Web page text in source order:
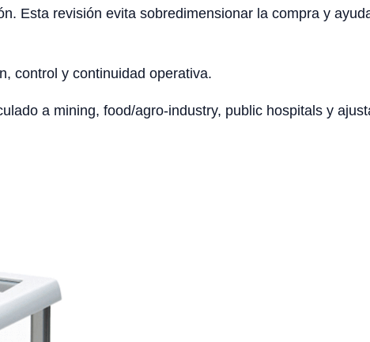
Esta revisión evita sobredimensionar la compra y
control y continuidad operativa.
a mining, food/agro-industry, public hospitals y